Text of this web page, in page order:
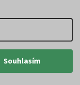
Souhlasím
57 Kč
– chips